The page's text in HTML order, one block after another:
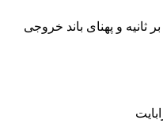
تا 40 مگابیت بر ثانیه و پهنای باند خروجی